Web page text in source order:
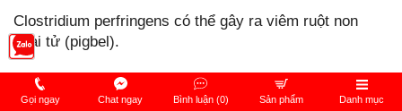
Clostridium perfringens có thể gây ra viêm ruột non
hoại tử (pigbel).
3.11 Nhiễm bệnh trong thai kỳ
Gọi ngay Chat ngay Bình luận (0) Sản phẩm Danh mục